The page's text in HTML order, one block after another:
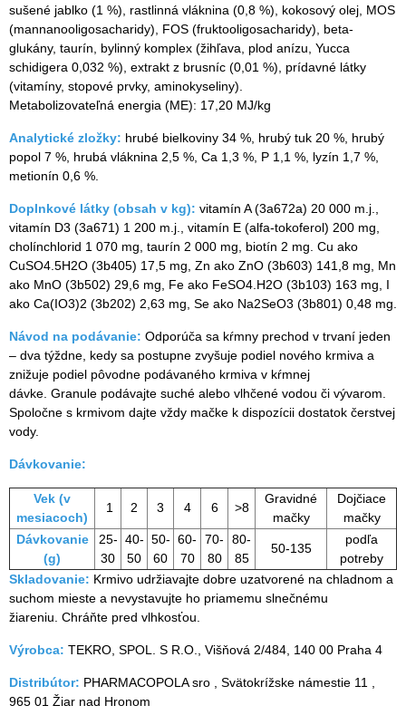
sušené jablko (1 %), rastlinná vláknina (0,8 %), kokosový olej, MOS
(mannanooligosacharidy), FOS (fruktooligosacharidy), beta-
glukány, taurín, bylinný komplex (žihľava, plod anízu, Yucca
schidigera 0,032 %), extrakt z brusníc (0,01 %), prídavné látky
(vitamíny, stopové prvky, aminokyseliny).
Metabolizovateľná energia (ME): 17,20 MJ/kg
Analytické zložky: hrubé bielkoviny 34 %, hrubý tuk 20 %, hrubý
popol 7 %, hrubá vláknina 2,5 %, Ca 1,3 %, P 1,1 %, lyzín 1,7 %,
metionín 0,6 %.
Doplnkové látky (obsah v kg): vitamín A (3a672a) 20 000 m.j.,
vitamín D3 (3a671) 1 200 m.j., vitamín E (alfa-tokoferol) 200 mg,
cholínchlorid 1 070 mg, taurín 2 000 mg, biotín 2 mg. Cu ako
CuSO4.5H2O (3b405) 17,5 mg, Zn ako ZnO (3b603) 141,8 mg, Mn
ako MnO (3b502) 29,6 mg, Fe ako FeSO4.H2O (3b103) 163 mg, I
ako Ca(IO3)2 (3b202) 2,63 mg, Se ako Na2SeO3 (3b801) 0,48 mg.
Návod na podávanie: Odporúča sa kŕmny prechod v trvaní jeden
– dva týždne, kedy sa postupne zvyšuje podiel nového krmiva a
znižuje podiel pôvodne podávaného krmiva v kŕmnej
dávke. Granule podávajte suché alebo vlhčené vodou či vývarom.
Spoločne s krmivom dajte vždy mačke k dispozícii dostatok čerstvej
vody.
Dávkovanie:
Vek (v
mesiacoch)
1 2 3 4 6 >8
Gravidné
mačky
Dojčiace
mačky
Dávkovanie
(g)
25-
30
40-
50
50-
60
60-
70
70-
80
80-
85
50-135
podľa
potreby
Skladovanie: Krmivo udržiavajte dobre uzatvorené na chladnom a
suchom mieste a nevystavujte ho priamemu slnečnému
žiareniu. Chráňte pred vlhkosťou.
Výrobca: TEKRO, SPOL. S R.O., Višňová 2/484, 140 00 Praha 4
Distribútor: PHARMACOPOLA sro , Svätokrížske námestie 11 ,
965 01 Žiar nad Hronom